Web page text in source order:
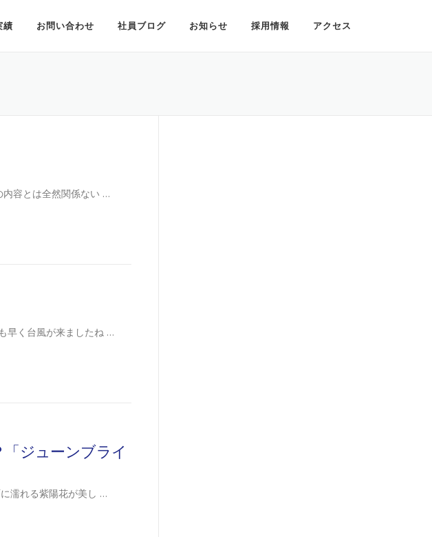
績 お問い合わせ 社員ブログ お知らせ 採用情報 アクセス
内容とは全然関係ない …
早く台風が来ましたね …
ジューンブライ
濡れる紫陽花が美し …